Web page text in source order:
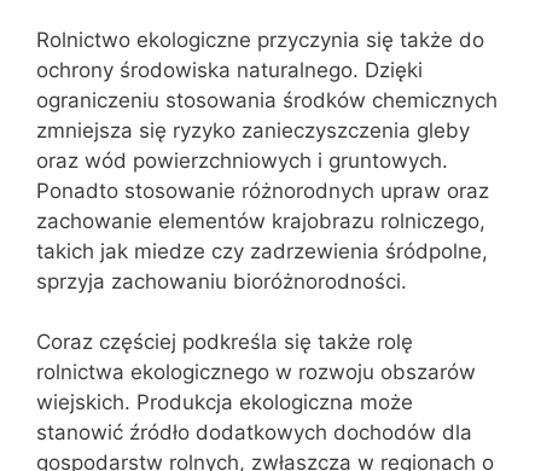
Rolnictwo ekologiczne przyczynia się także do
ochrony środowiska naturalnego. Dzięki
ograniczeniu stosowania środków chemicznych
zmniejsza się ryzyko zanieczyszczenia gleby
oraz wód powierzchniowych i gruntowych.
Ponadto stosowanie różnorodnych upraw oraz
zachowanie elementów krajobrazu rolniczego,
takich jak miedze czy zadrzewienia śródpolne,
sprzyja zachowaniu bioróżnorodności.
Coraz częściej podkreśla się także rolę
rolnictwa ekologicznego w rozwoju obszarów
wiejskich. Produkcja ekologiczna może
stanowić źródło dodatkowych dochodów dla
gospodarstw rolnych, zwłaszcza w regionach o